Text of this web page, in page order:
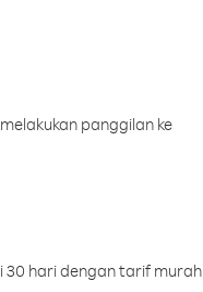
panggilan ke
30 hari dengan tarif murah